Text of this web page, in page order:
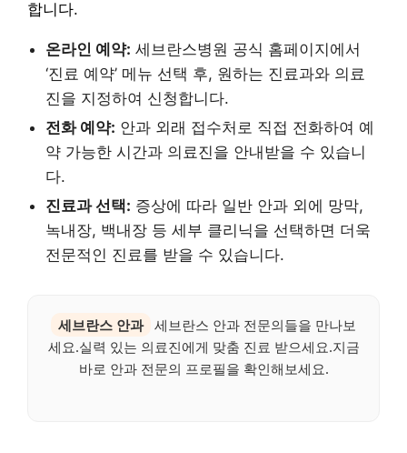
합니다.
온라인 예약: 세브란스병원 공식 홈페이지에서
‘진료 예약’ 메뉴 선택 후, 원하는 진료과와 의료
진을 지정하여 신청합니다.
전화 예약: 안과 외래 접수처로 직접 전화하여 예
약 가능한 시간과 의료진을 안내받을 수 있습니
다.
진료과 선택: 증상에 따라 일반 안과 외에 망막,
녹내장, 백내장 등 세부 클리닉을 선택하면 더욱
전문적인 진료를 받을 수 있습니다.
세브란스 안과 세브란스 안과 전문의들을 만나보
세요.실력 있는 의료진에게 맞춤 진료 받으세요.지금
바로 안과 전문의 프로필을 확인해보세요.